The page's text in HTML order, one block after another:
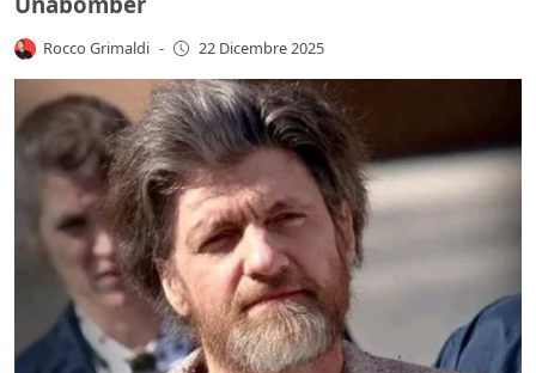
Rocco Grimaldi - 22 Dicembre 2025